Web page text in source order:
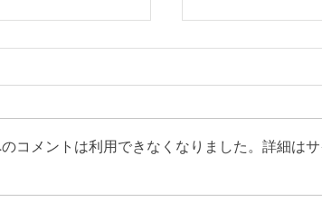
ぁ。
何にもないっ
コメントは利用できなくなりました。詳細は